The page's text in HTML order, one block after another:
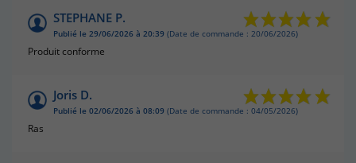
STEPHANE P.
Publié le 29/06/2026 à 20:39 (Date de commande : 20/06/2026)
Produit conforme
Joris D.
Publié le 02/06/2026 à 08:09 (Date de commande : 04/05/2026)
Ras